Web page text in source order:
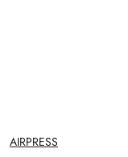
NAZWA
PRODUCENTA:
AIRPRESS